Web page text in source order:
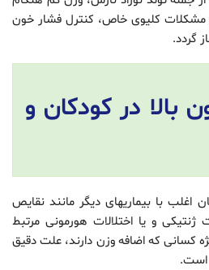
مشکلات کلیوی خاص، کنترل فشار خون
گردد.
بالا در کودکان و
اغلب با بیماریهای دیگر مانند نقایص
ژنتیکی و یا اختلالات هورمونی مرتبط
کسانی که اضافه وزن دارند، علت دقیق
است.